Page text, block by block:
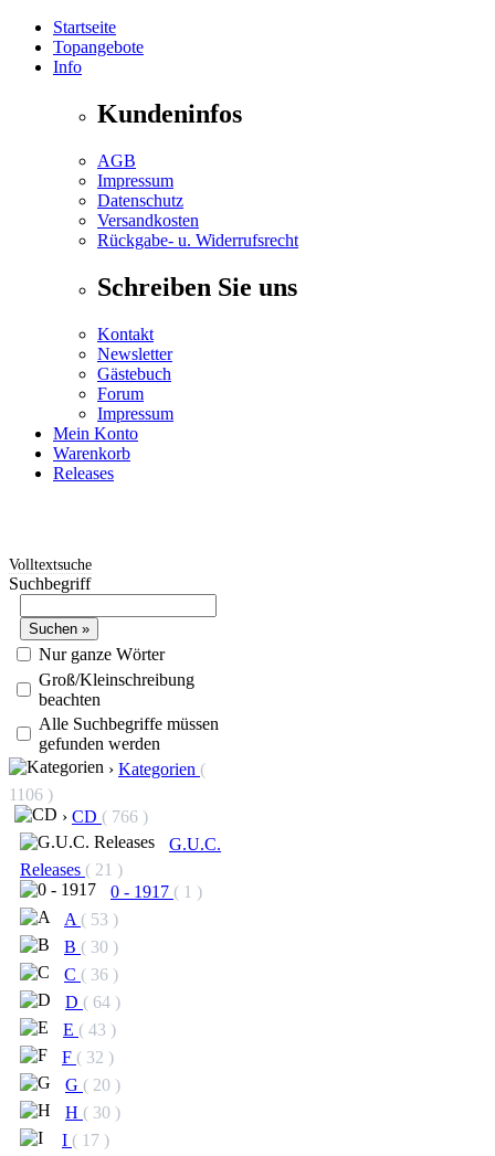
Startseite
Topangebote
Info
Kundeninfos
AGB
Impressum
Datenschutz
Versandkosten
Rückgabe- u. Widerrufsrecht
Schreiben Sie uns
Kontakt
Newsletter
Gästebuch
Forum
Impressum
Mein Konto
Warenkorb
Releases
Volltextsuche
Suchbegriff
Nur ganze Wörter
Groß/Kleinschreibung
beachten
Alle Suchbegriffe müssen
gefunden werden
› Kategorien (
1106 )
› CD ( 766 )
G.U.C.
Releases ( 21 )
0 - 1917 ( 1 )
A ( 53 )
B ( 30 )
C ( 36 )
D ( 64 )
E ( 43 )
F ( 32 )
G ( 20 )
H ( 30 )
I ( 17 )